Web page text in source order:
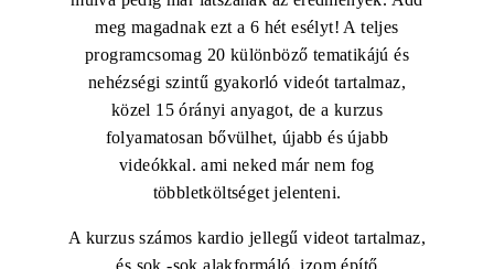
meg magadnak ezt a 6 hét esélyt! A teljes
programcsomag 20 különböző tematikájú és
nehézségi szintű gyakorló videót tartalmaz,
közel 15 órányi anyagot, de a kurzus
folyamatosan bővülhet, újabb és újabb
videókkal. ami neked már nem fog
többletköltséget jelenteni.
A kurzus számos kardio jellegű videot tartalmaz,
és sok -sok alakformáló, izom építő